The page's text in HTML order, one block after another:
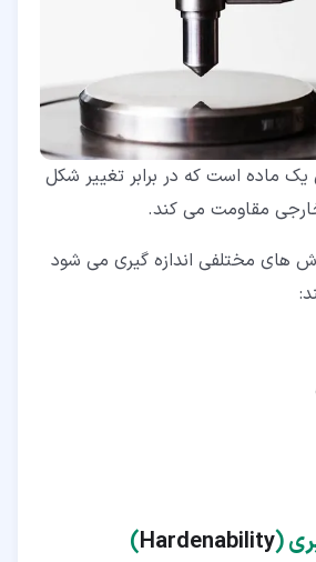
ماده است که در برابر تغییر شکل
مقاومت می کند.
های مختلفی اندازه گیری می شود
Hardenability
)